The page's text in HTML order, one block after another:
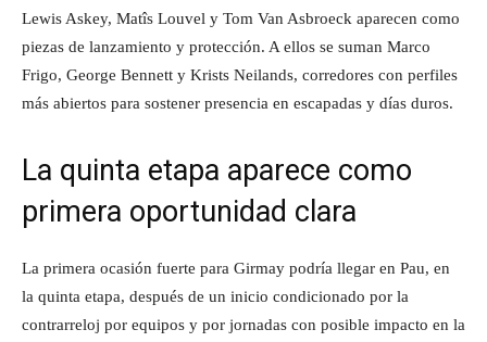
Lewis Askey, Matîs Louvel y Tom Van Asbroeck aparecen como
piezas de lanzamiento y protección. A ellos se suman Marco
Frigo, George Bennett y Krists Neilands, corredores con perfiles
más abiertos para sostener presencia en escapadas y días duros.
La quinta etapa aparece como
primera oportunidad clara
La primera ocasión fuerte para Girmay podría llegar en Pau, en
la quinta etapa, después de un inicio condicionado por la
contrarreloj por equipos y por jornadas con posible impacto en la